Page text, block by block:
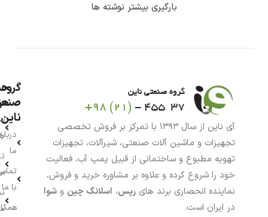
بارگیری بیشتر نوشته ها
آی ناین از سال ۱۳۹۳ با تمرکز بر فروش تخصصی
تجهیزات و ماشین آلات صنعتی، شیرآلات، تجهیزات
تهویه مطبوع و ساختمانی از قبیل پمپ آب، فعالیت
خود را شروع کرده و علاوه بر مشاوره خرید و فروش،
نماینده انحصاری برند های رپس، اسلانگ چین و شوا
در ایران است.
گروه
ناین
ما
با ما